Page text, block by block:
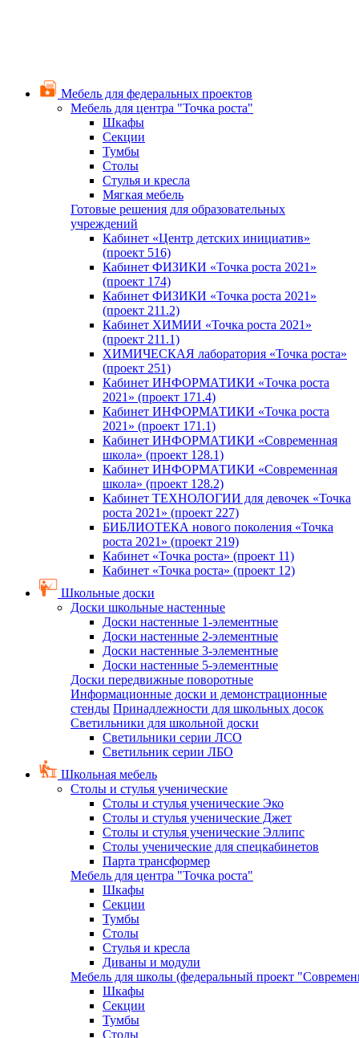
Мебель для федеральных проектов
Мебель для центра "Точка роста"
Шкафы
Секции
Тумбы
Столы
Стулья и кресла
Мягкая мебель
Готовые решения для образовательных
учреждений
Кабинет «Центр детских инициатив»
(проект 516)
Кабинет ФИЗИКИ «Точка роста 2021»
(проект 174)
Кабинет ФИЗИКИ «Точка роста 2021»
(проект 211.2)
Кабинет ХИМИИ «Точка роста 2021»
(проект 211.1)
ХИМИЧЕСКАЯ лаборатория «Точка роста»
(проект 251)
Кабинет ИНФОРМАТИКИ «Точка роста
2021» (проект 171.4)
Кабинет ИНФОРМАТИКИ «Точка роста
2021» (проект 171.1)
Кабинет ИНФОРМАТИКИ «Современная
школа» (проект 128.1)
Кабинет ИНФОРМАТИКИ «Современная
школа» (проект 128.2)
Кабинет ТЕХНОЛОГИИ для девочек «Точка
роста 2021» (проект 227)
БИБЛИОТЕКА нового поколения «Точка
роста 2021» (проект 219)
Кабинет «Точка роста» (проект 11)
Кабинет «Точка роста» (проект 12)
Школьные доски
Доски школьные настенные
Доски настенные 1-элементные
Доски настенные 2-элементные
Доски настенные 3-элементные
Доски настенные 5-элементные
Доски передвижные поворотные
Информационные доски и демонстрационные
стенды Принадлежности для школьных досок
Светильники для школьной доски
Светильники серии ЛСО
Светильник серии ЛБО
Школьная мебель
Столы и стулья ученические
Столы и стулья ученические Эко
Столы и стулья ученические Джет
Столы и стулья ученические Эллипс
Столы ученические для спецкабинетов
Парта трансформер
Мебель для центра "Точка роста"
Шкафы
Секции
Тумбы
Столы
Стулья и кресла
Диваны и модули
Мебель для школы (федеральный проект
Шкафы
Секции
Тумбы
Столы